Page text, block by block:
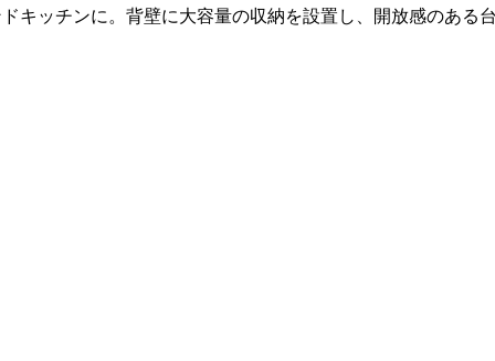
キッチンに。背壁に大容量の収納を設置し、開放感のある